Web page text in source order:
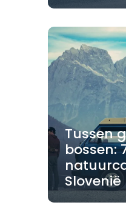
Tussen
bossen:
Slovenië